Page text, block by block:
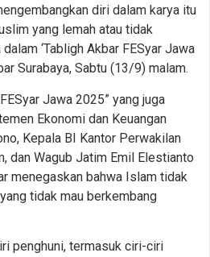
diri dalam karya itu
yang lemah atau tidak
‘Tabligh Akbar FESyar Jawa
Surabaya, Sabtu (13/9) malam.
Jawa 2025” yang juga
Ekonomi dan Keuangan
Kepala BI Kantor Perwakilan
dan Wagub Jatim Emil Elestianto
menegaskan bahwa Islam tidak
tidak mau berkembang
penghuni, termasuk ciri-ciri